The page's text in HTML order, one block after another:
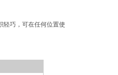
轻巧，可在任何位置使